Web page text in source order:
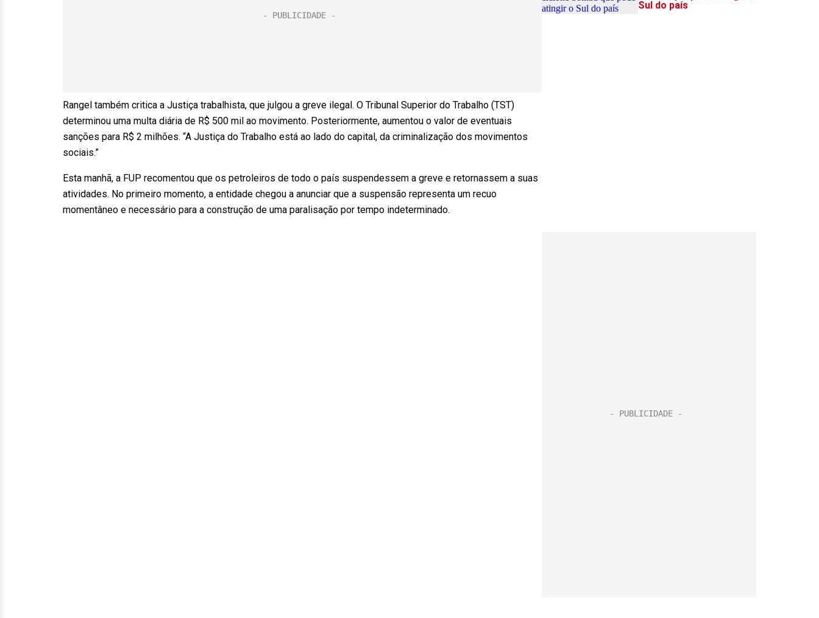
Rangel também critica a Justiça trabalhista, que julgou a greve ilegal. O Tribunal Superior do Trabalho (TST)
determinou uma multa diária de R$ 500 mil ao movimento. Posteriormente, aumentou o valor de eventuais
sanções para R$ 2 milhões. “A Justiça do Trabalho está ao lado do capital, da criminalização dos movimentos
sociais.”
Esta manhã, a FUP recomentou que os petroleiros de todo o país suspendessem a greve e retornassem a suas
atividades. No primeiro momento, a entidade chegou a anunciar que a suspensão representa um recuo
momentâneo e necessário para a construção de uma paralisação por tempo indeterminado.